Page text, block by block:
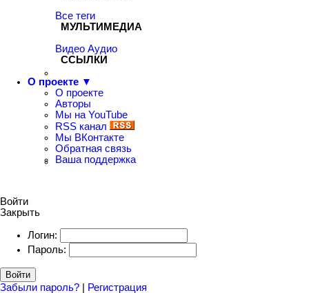
Все теги
МУЛЬТИМЕДИА
Видео Аудио
ССЫЛКИ
О проекте ▼
О проекте
Авторы
Мы на YouTube
RSS канал
Мы ВКонтакте
Обратная связь
Ваша поддержка
Войти
Закрыть
Логин:
Пароль:
Войти
Забыли пароль? | Регистрация